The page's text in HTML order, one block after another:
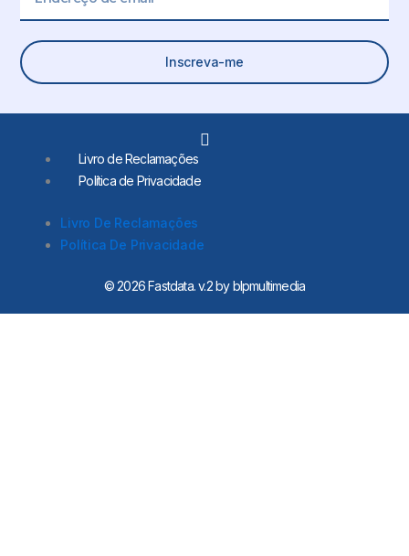
Inscreva-me
© 2026 Fastdata. v.2 by blpmultimedia
Livro de Reclamações
Política de Privacidade
Livro De Reclamações
Política De Privacidade
L
n
i